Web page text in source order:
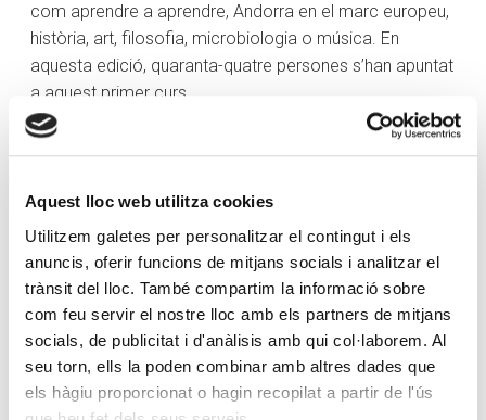
Aquest lloc web utilitza cookies
Utilitzem galetes per personalitzar el contingut i els
anuncis, oferir funcions de mitjans socials i analitzar el
trànsit del lloc. També compartim la informació sobre
com feu servir el nostre lloc amb els partners de mitjans
socials, de publicitat i d'anàlisis amb qui col·laborem. Al
seu torn, ells la poden combinar amb altres dades que
els hàgiu proporcionat o hagin recopilat a partir de l'ús
com aprendre a aprendre, Andorra en el marc europeu,
història, art, filosofia, microbiologia o música. En
aquesta edició, quaranta-quatre persones s’han apuntat
a aquest primer curs.
Els alumnes inscrits en aquest programa que assoleixin
els 30 crèdits ECTS rebran el títol de Diplomat en el
Programa Sènior Universitari en Cultura, Ciència i
Societat del Campus de l’Experiència de UIC Barcelona.
I els alumnes que arribin al tercer curs també podran
participar en el programa Erasmus+ de la Unió Europea,
una opció de mobilitat que permet una estada
formativa a una universitat d’acollida a Irlanda, Croàcia,
Polònia o Itàlia.
El curs passat, trenta-sis alumnes es van graduar del